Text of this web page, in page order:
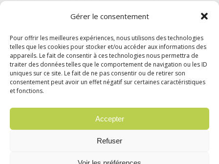
Gérer le consentement
Pour offrir les meilleures expériences, nous utilisons des technologies
telles que les cookies pour stocker et/ou accéder aux informations des
appareils. Le fait de consentir à ces technologies nous permettra de
traiter des données telles que le comportement de navigation ou les ID
uniques sur ce site. Le fait de ne pas consentir ou de retirer son
consentement peut avoir un effet négatif sur certaines caractéristiques
et fonctions.
Accepter
Refuser
autres que celles prévues à l’article L 122-5 du Code
sans l’autorisation expresse de l’éditeur.
English
Deutsch Español
Italiano